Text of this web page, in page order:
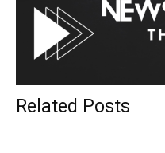
Related Posts